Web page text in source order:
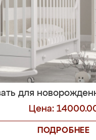
для
Цена:
ПОДРОБНЕЕ